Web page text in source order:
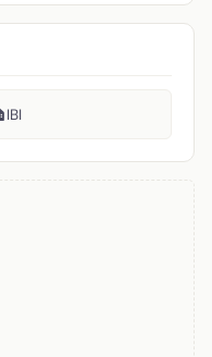
IBI